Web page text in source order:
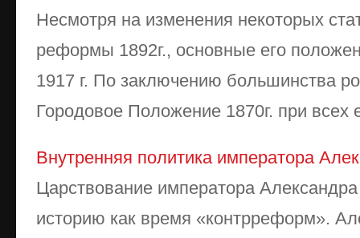
Несмотря на изменения некоторых
реформы 1892г., основные его
1917 г. По заключению большинства
Городовое Положение 1870г. при всех
Внутренняя политика императора
Царствование императора
историю как время «контрреформ».